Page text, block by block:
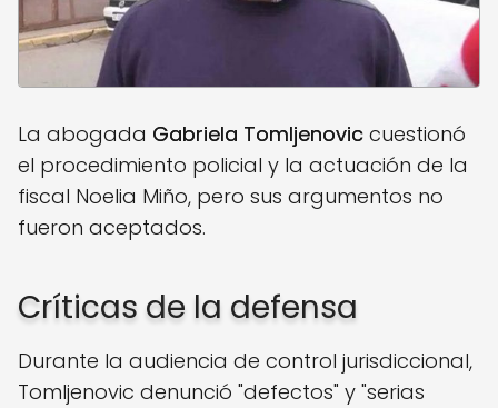
La abogada Gabriela Tomljenovic cuestionó
el procedimiento policial y la actuación de la
fiscal Noelia Miño, pero sus argumentos no
fueron aceptados.
Críticas de la defensa
Durante la audiencia de control jurisdiccional,
Tomljenovic denunció "defectos" y "serias